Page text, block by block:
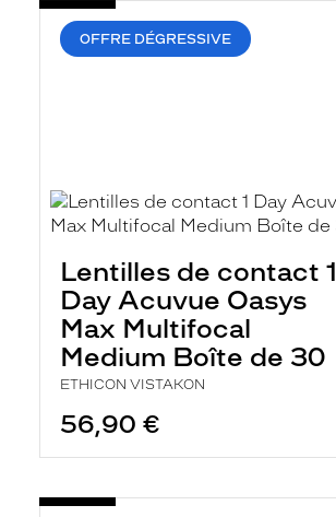
OFFRE DÉGRESSIVE
Lentilles de contact 1
Day Acuvue Oasys
Max Multifocal
Medium Boîte de 30
ETHICON VISTAKON
56,90 €